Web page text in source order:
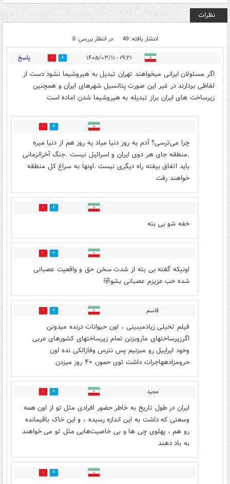
نظرات
انتشار یافته: 49 در انتظار بررسی: 0
۱۹:۲۱ - ۱۴۰۵/۰۳/۱۱ 11 پاسخ
اگر مسئولان ایرانی میخواهند تهران تبدیل به هیروشیما نشود دست از
لفاظی بردارند در غیر این صورت پتانسیل شهرهای ایران و همچنین
زیرساخت های ایران براز تبدیله به هیروشیما شدن اماده است
2
چرا می‌ترسی؟ آدم یه روز دنیا میاد یه روز هم از دنیا میره
.منطقه جای هر دوی ایران و اسرائیل نیست .جنگ آخرالزمانی
باید اتفاق بیفته راه دیگری نیست .اونها به سراغ کل منطقه
خواهند رفت
29
خفه شو بی بته
0
اونیکه گفته بی بته از شدت سخن حق و واقعیت عصبانی
شده خب عزیزم عصبانی بشو🤣
قاسم 3
فیلم تخیلی زیادمیبینی ، اون حیوانات درنده میدونن
اگرزیرساختهای ماروبزنن تمام زیرساختهای کشورهای عربی
وخود ایراییل رو مبزنیم پس نترس وفازالکی نده اون
حرومزادههاجرات داشت توی حمون ۴۰ روز میزدن
مجید 3
ایران در طول تاریخ به خاطر حضور افرادی مثل تو از اون همه
وسعتی که داشت به این اندازه رسیده ، و این خاک باقیمانده
رو هم ، پهلوی چی ها و بی خاصیت‌هایی مثل تو می خواهند
به باد دهند
2